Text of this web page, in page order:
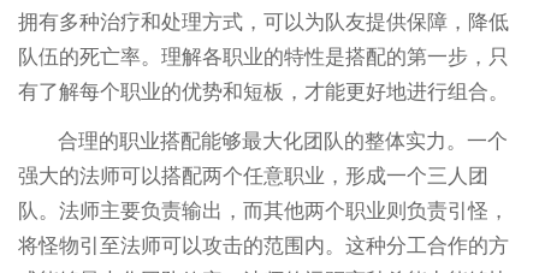
拥有多种治疗和处理方式，可以为队友提供保障，降低
队伍的死亡率。理解各职业的特性是搭配的第一步，只
有了解每个职业的优势和短板，才能更好地进行组合。
合理的职业搭配能够最大化团队的整体实力。一个
强大的法师可以搭配两个任意职业，形成一个三人团
队。法师主要负责输出，而其他两个职业则负责引怪，
将怪物引至法师可以攻击的范围内。这种分工合作的方